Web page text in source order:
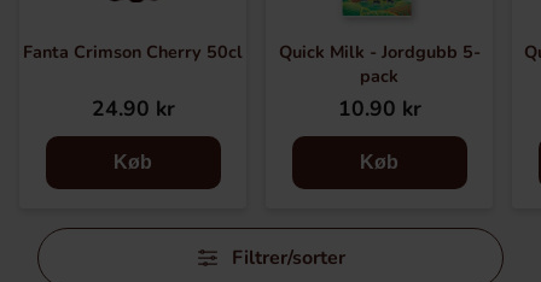
Fanta Crimson Cherry 50cl
24.90 kr
Køb
Quick Milk - Jordgubb 5-
pack
10.90 kr
Køb
Spring
filtre
Filtrer/sorter